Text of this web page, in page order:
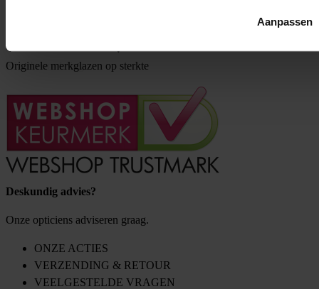
Aanpassen
Klantbeoordeling
Originele merkglazen op sterkte
Deskundig advies?
Onze opticiens adviseren graag.
ONZE ACTIES
VERZENDING & RETOUR
VEELGESTELDE VRAGEN